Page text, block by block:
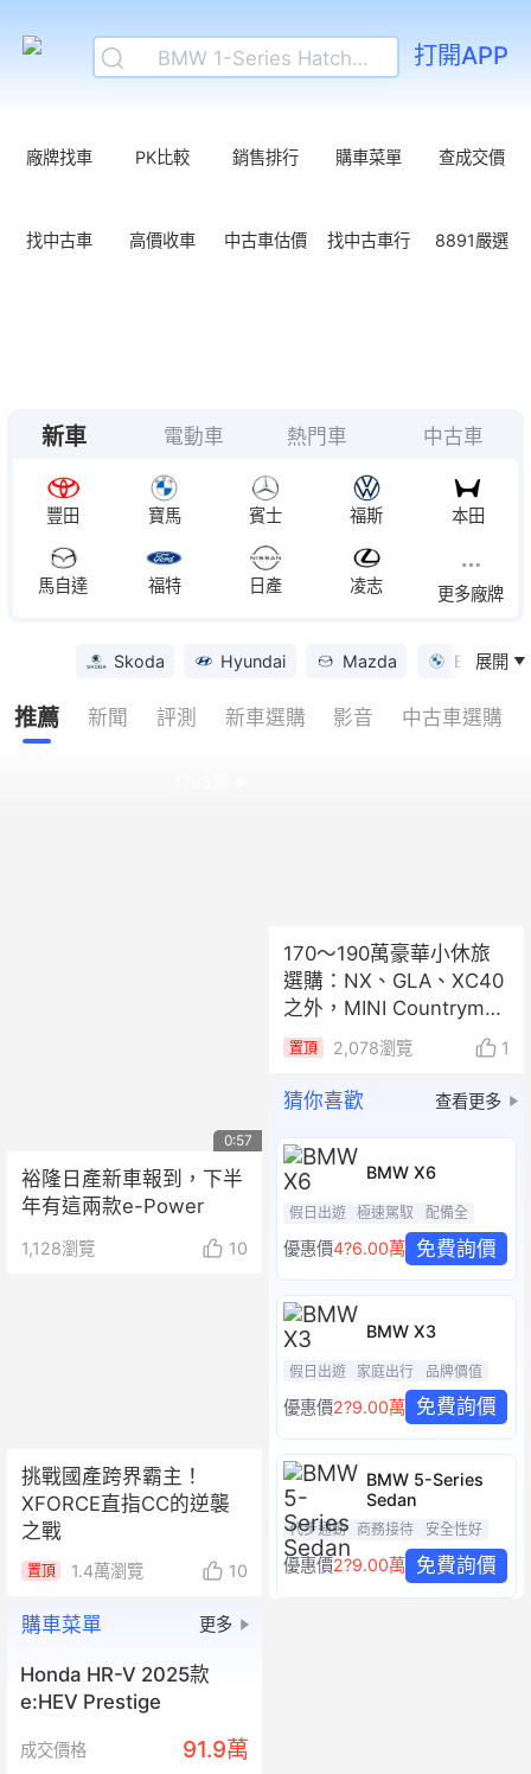
BMW 1-Series Hatchback
打開APP
廠牌找車 PK比較 銷售排行 購車菜單 查成交價
找中古車
個人賣車
高價收車
中古車估價 找中古車行 8891嚴選
新車 電動車 熱門車 中古車
豐田 寶馬 賓士 福斯 本田
馬自達 福特 日產 凌志 更多廠牌
Skoda Hyundai Mazda BMW
展開
推薦 新聞 評測 新車選購 影音 中古車選購
0:57
裕隆日產新車報到，下半
年有這兩款e-Power
1,128瀏覽 10
挑戰國產跨界霸主！
XFORCE直指CC的逆襲
之戰
置頂 1.4萬瀏覽 10
購車菜單 更多
Honda HR-V 2025款
e:HEV Prestige
成交價格 91.9萬
170～190萬豪華小休旅
選購：NX、GLA、XC40
之外，MINI Countryman
值得考慮嗎？
置頂 2,078瀏覽 1
猜你喜歡 查看更多
BMW X6
假日出遊 極速駕馭 配備全
優惠價4?6.00萬 免費詢價
BMW X3
假日出遊 家庭出行 品牌價值
優惠價2?9.00萬 免費詢價
BMW 5-Series
Sedan
代步通勤 商務接待 安全性好
優惠價2?9.00萬 免費詢價